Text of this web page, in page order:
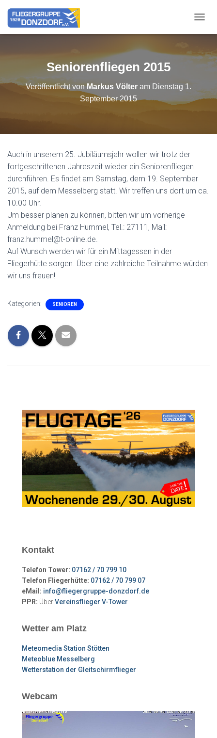
Seniorenfliegen 2015
Veröffentlicht vonMarkus Völter am Dienstag 1.
September 2015
Auch in unserem 25. Jubiläumsjahr wollen wir trotz der
fortgeschrittenen Jahreszeit wieder ein Seniorenfliegen
durchführen. Es findet am Samstag, dem 19. September
2015, auf dem Messelberg statt. Wir treffen uns dort um ca.
10.00 Uhr.
Um besser planen zu können, bitten wir um vorherige
Anmeldung bei Franz Hummel, Tel.: 27111, Mail:
franz.hummel@t-online.de.
Auf Wunsch werden wir für ein Mittagessen in der
Fliegerhütte sorgen. Über eine zahlreiche Teilnahme würden
wir uns freuen!
Kategorien: SENIOREN
Kontakt
Telefon Tower: 07162 / 70 799 10
Telefon Fliegerhütte: 07162 / 70 799 07
eMail: info@fliegergruppe-donzdorf.de
PPR: ÜberVereinsflieger V-Tower
Wetter am Platz
Meteomedia Station Stötten
Meteoblue Messelberg
Wetterstation der Gleitschirmflieger
Webcam